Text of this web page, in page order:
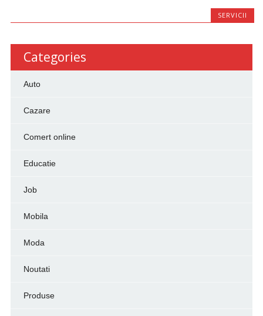
SERVICII
Categories
Auto
Cazare
Comert online
Educatie
Job
Mobila
Moda
Noutati
Produse